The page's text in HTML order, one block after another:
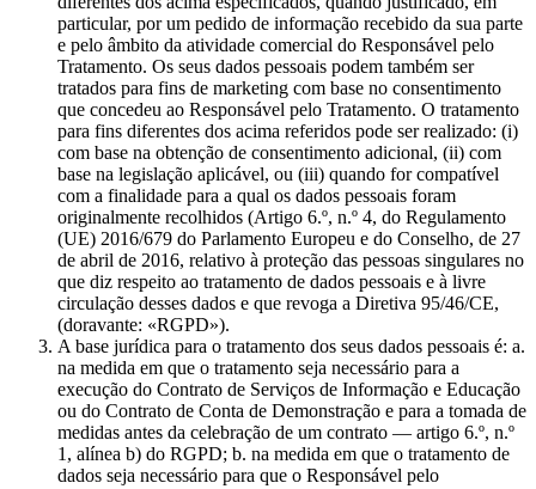
particular, por um pedido de informação recebido da sua parte
e pelo âmbito da atividade comercial do Responsável pelo
Tratamento. Os seus dados pessoais podem também ser
tratados para fins de marketing com base no consentimento
que concedeu ao Responsável pelo Tratamento. O tratamento
para fins diferentes dos acima referidos pode ser realizado: (i)
com base na obtenção de consentimento adicional, (ii) com
base na legislação aplicável, ou (iii) quando for compatível
com a finalidade para a qual os dados pessoais foram
originalmente recolhidos (Artigo 6.º, n.º 4, do Regulamento
(UE) 2016/679 do Parlamento Europeu e do Conselho, de 27
de abril de 2016, relativo à proteção das pessoas singulares no
que diz respeito ao tratamento de dados pessoais e à livre
circulação desses dados e que revoga a Diretiva 95/46/CE,
(doravante: «RGPD»).
A base jurídica para o tratamento dos seus dados pessoais é: a.
na medida em que o tratamento seja necessário para a
execução do Contrato de Serviços de Informação e Educação
ou do Contrato de Conta de Demonstração e para a tomada de
medidas antes da celebração de um contrato — artigo 6.º, n.º
1, alínea b) do RGPD; b. na medida em que o tratamento de
dados seja necessário para que o Responsável pelo